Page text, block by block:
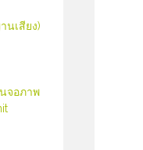
นเสียง)
จอภาพ